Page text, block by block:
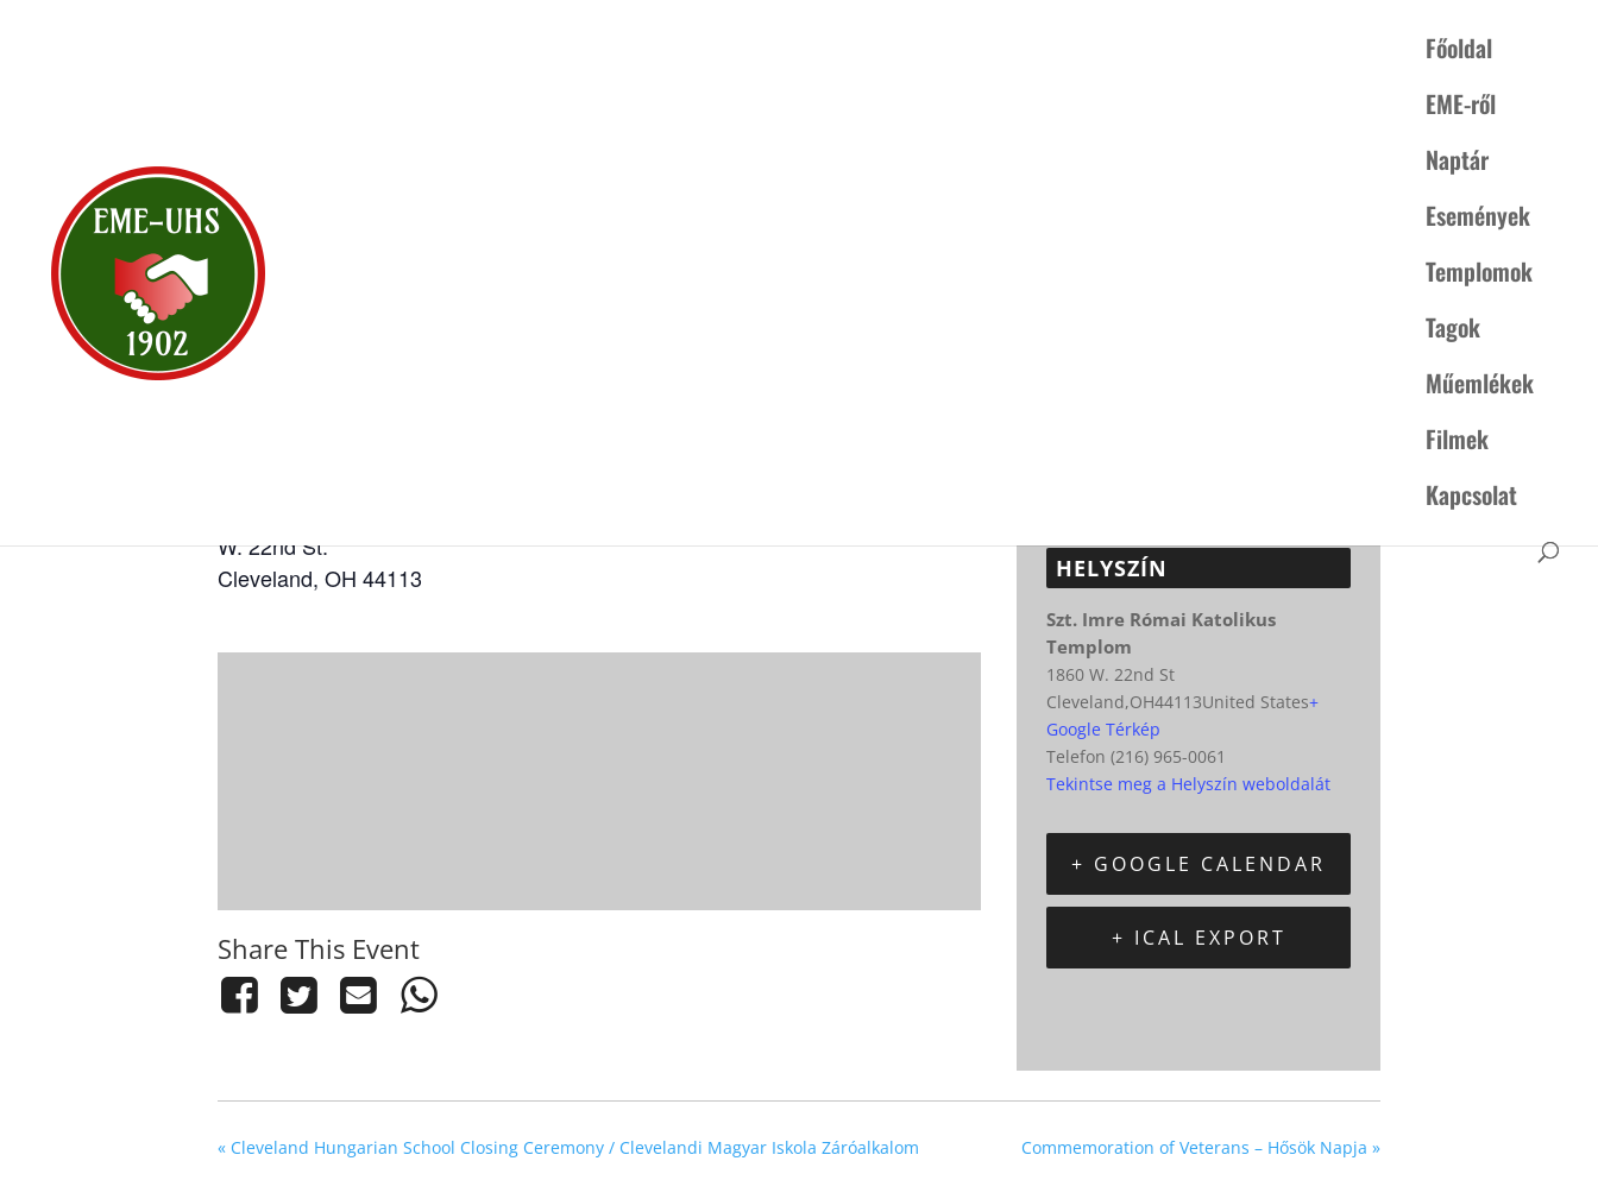
Főoldal
EME-ről
Naptár
Események
Templomok
Tagok
Műemlékek
Filmek
Kapcsolat
<< All Events
Hungarian Irishtown Bend Group May Meeting
május 20, 2025 @ 18:00
W. 22nd St.
Cleveland, OH 44113
Share This Event
HELYSZÍN
Szt. Imre Római Katolikus
Templom
1860 W. 22nd St
Cleveland,OH44113United States+
Google Térkép
Telefon (216) 965-0061
Tekintse meg a Helyszín weboldalát
+ GOOGLE CALENDAR
+ ICAL EXPORT
« Cleveland Hungarian School Closing Ceremony / Clevelandi Magyar Iskola Záróalkalom Commemoration of Veterans – Hősök Napja »